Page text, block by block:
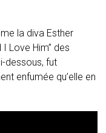
la diva Esther
Love Him” des
dessous, fut
enfumée qu’elle en